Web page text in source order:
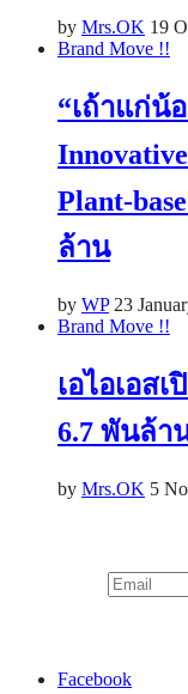
by Mrs.OK 19
Brand Move !!
“เถ้าแก่น้
Plant-
ล้าน
by WP 23
Brand Move !!
เอไอเอส
6.7 พันล้า
by Mrs.OK 5
Facebook